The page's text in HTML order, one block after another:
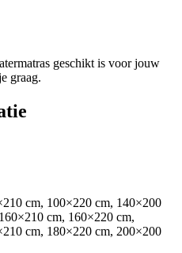
geschikt is voor jouw
graag.
cm, 100×220 cm, 140×200
cm, 160×220 cm,
cm, 180×220 cm, 200×200